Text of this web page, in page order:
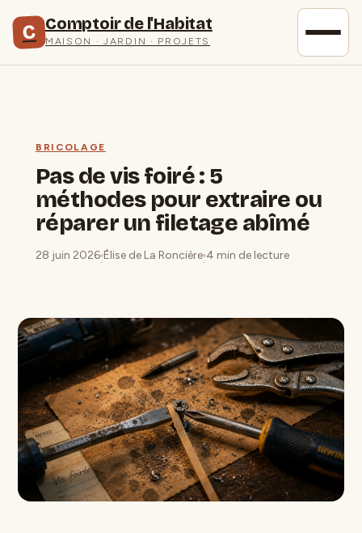
C Comptoir de l'Habitat
MAISON · JARDIN · PROJETS
BRICOLAGE
Pas de vis foiré : 5
méthodes pour extraire ou
réparer un filetage abîmé
28 juin 2026
·
Élise de La Roncière
·
4 min de lecture